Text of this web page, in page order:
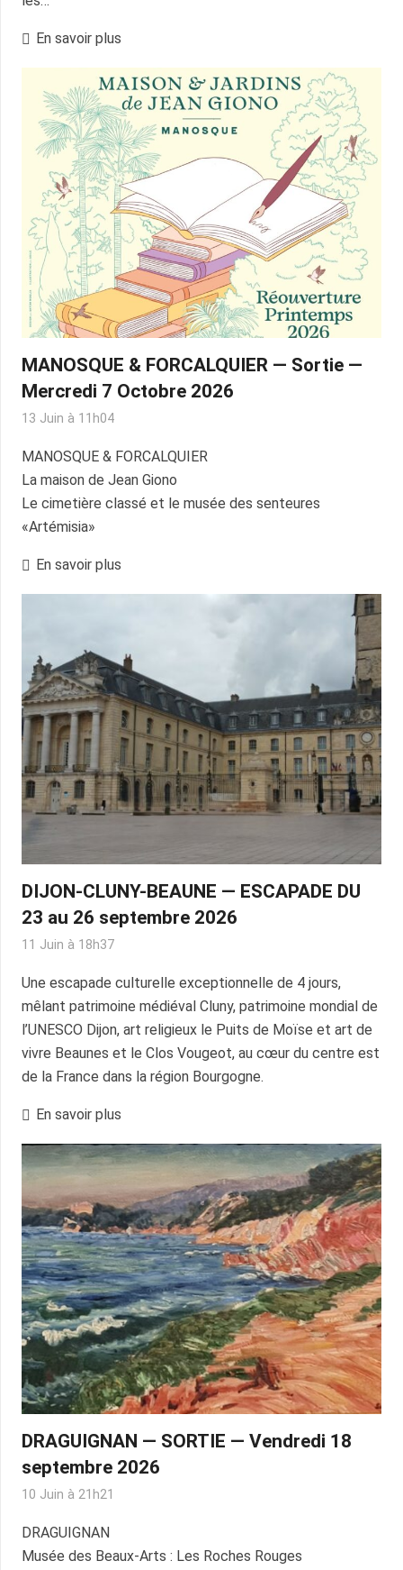
En savoir plus
MANOSQUE & FORCALQUIER — Sortie —
Mercredi 7 Octobre 2026
13 Juin à 11h04
MANOSQUE & FORCALQUIER
La maison de Jean Giono
Le cimetière classé et le musée des senteures
«Artémisia»
En savoir plus
DIJON-CLUNY-BEAUNE — ESCAPADE DU
23 au 26 septembre 2026
11 Juin à 18h37
Une escapade culturelle exceptionnelle de 4 jours,
mêlant patrimoine médiéval Cluny, patrimoine mondial de
l’UNESCO Dijon, art religieux le Puits de Moïse et art de
vivre Beaunes et le Clos Vougeot, au cœur du centre est
de la France dans la région Bourgogne.
En savoir plus
DRAGUIGNAN — SORTIE — Vendredi 18
septembre 2026
10 Juin à 21h21
DRAGUIGNAN
Musée des Beaux-Arts : Les Roches Rouges